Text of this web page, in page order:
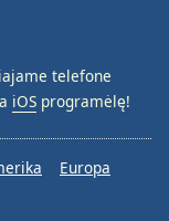
telefone
iOS programėlę!
Europa